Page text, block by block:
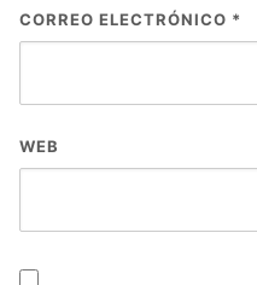
CORREO ELECTRÓNICO *
WEB